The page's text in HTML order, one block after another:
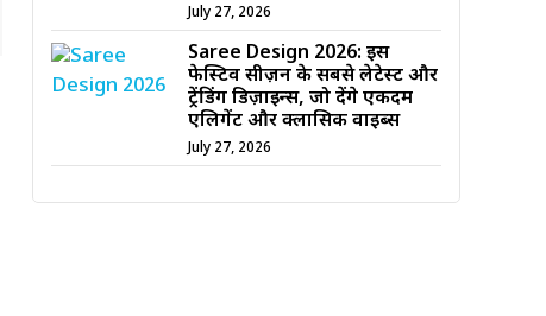
July 27, 2026
Saree Design 2026: इस
फेस्टिव सीज़न के सबसे लेटेस्ट और
ट्रेंडिंग डिज़ाइन्स, जो देंगे एकदम
एलिगेंट और क्लासिक वाइब्स
July 27, 2026